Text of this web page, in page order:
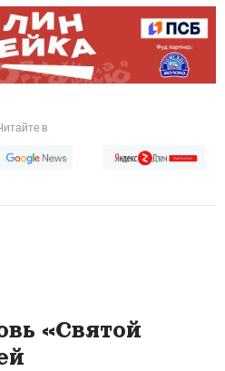
в
«Святой